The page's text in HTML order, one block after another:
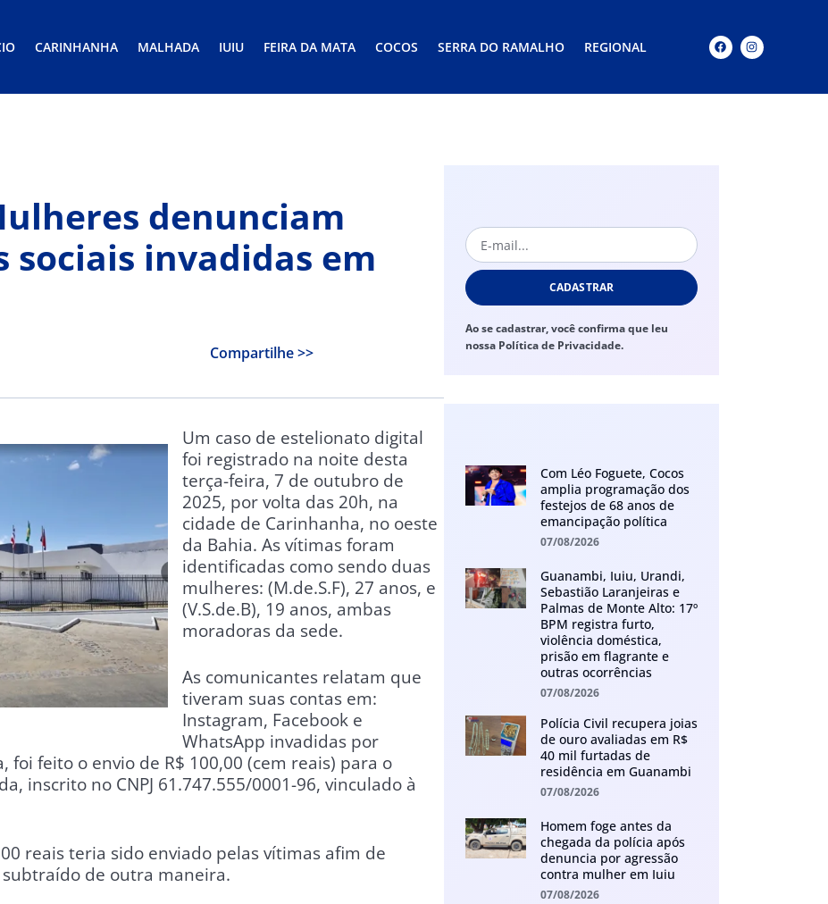
CARINHANHA MALHADA IUIU FEIRA DA MATA COCOS SERRA DO RAMALHO REGIONAL
denunciam
sociais invadidas em
Compartilhe >>
Um caso de estelionato digital
foi registrado na noite desta
terça-feira, 7 de outubro de
2025, por volta das 20h, na
cidade de Carinhanha, no oeste
da Bahia. As vítimas foram
identificadas como sendo duas
mulheres: (M.de.S.F), 27 anos, e
(V.S.de.B), 19 anos, ambas
moradoras da sede.
As comunicantes relatam que
tiveram suas contas em:
Instagram, Facebook e
WhatsApp invadidas por
feito o envio de R$ 100,00 (cem reais) para o
inscrito no CNPJ 61.747.555/0001-96, vinculado à
reais teria sido enviado pelas vítimas afim de
de outra maneira.
CADASTRAR
Ao se cadastrar, você confirma que leu
nossa Política de Privacidade.
Com Léo Foguete, Cocos
amplia programação dos
festejos de 68 anos de
emancipação política
07/08/2026
Guanambi, Iuiu, Urandi,
Sebastião Laranjeiras e
Palmas de Monte Alto: 17º
BPM registra furto,
violência doméstica,
prisão em flagrante e
outras ocorrências
07/08/2026
Polícia Civil recupera joias
de ouro avaliadas em R$
40 mil furtadas de
residência em Guanambi
07/08/2026
Homem foge antes da
chegada da polícia após
denuncia por agressão
contra mulher em Iuiu
07/08/2026